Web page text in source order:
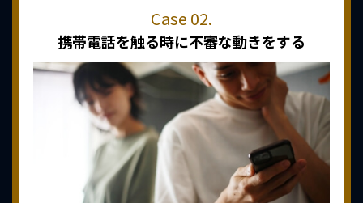
携帯電話を触る時に不審な動きをする